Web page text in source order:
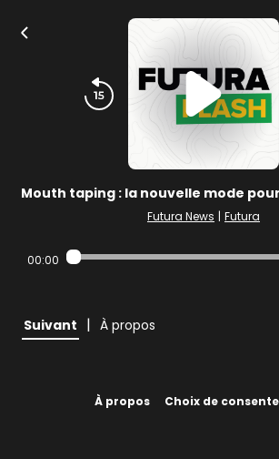
Mouth taping : la nouvelle mode
Futura News | Futura
00:00
Suivant | À propos
À propos Choix de